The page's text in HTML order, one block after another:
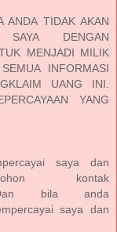
ANDA TIDAK AKAN
SAYA DENGAN
MENJADI MILIK
INFORMASI
UANG INI.
YANG
saya dan
kontak
bila anda
saya dan